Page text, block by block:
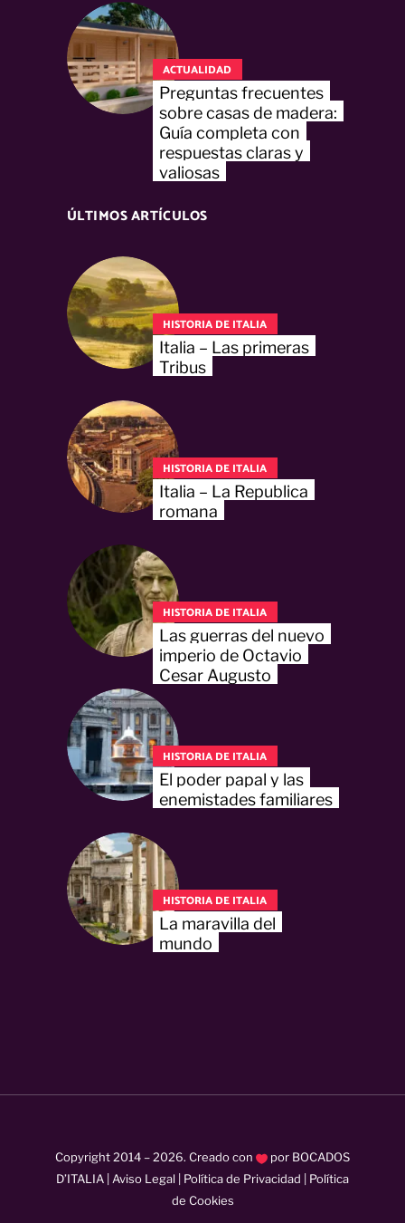
ACTUALIDAD
Preguntas frecuentes
sobre casas de madera:
Guía completa con
respuestas claras y
valiosas
ÚLTIMOS ARTÍCULOS
HISTORIA DE ITALIA
Italia – Las primeras
Tribus
HISTORIA DE ITALIA
Italia – La Republica
romana
HISTORIA DE ITALIA
Las guerras del nuevo
imperio de Octavio
Cesar Augusto
HISTORIA DE ITALIA
El poder papal y las
enemistades familiares
HISTORIA DE ITALIA
La maravilla del
mundo
Copyright 2014 –2026. Creado con por BOCADOS
D’ITALIA Aviso Legal Política de Privacidad
Política
de Cookies